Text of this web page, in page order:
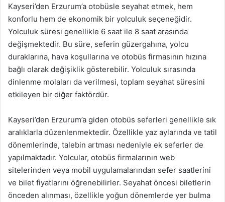
Kayseri’den Erzurum’a otobüsle seyahat etmek, hem
konforlu hem de ekonomik bir yolculuk seçeneğidir.
Yolculuk süresi genellikle 6 saat ile 8 saat arasında
değişmektedir. Bu süre, seferin güzergahına, yolcu
duraklarına, hava koşullarına ve otobüs firmasının hızına
bağlı olarak değişiklik gösterebilir. Yolculuk sırasında
dinlenme molaları da verilmesi, toplam seyahat süresini
etkileyen bir diğer faktördür.
Kayseri’den Erzurum’a giden otobüs seferleri genellikle sık
aralıklarla düzenlenmektedir. Özellikle yaz aylarında ve tatil
dönemlerinde, talebin artması nedeniyle ek seferler de
yapılmaktadır. Yolcular, otobüs firmalarının web
sitelerinden veya mobil uygulamalarından sefer saatlerini
ve bilet fiyatlarını öğrenebilirler. Seyahat öncesi biletlerin
önceden alınması, özellikle yoğun dönemlerde yer bulma